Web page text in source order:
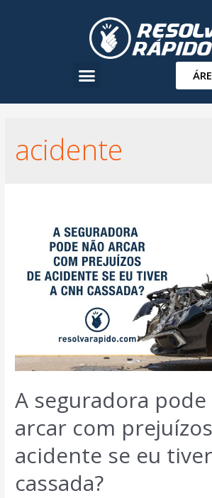
acidente
A seguradora pode
arcar com
acidente se eu
cassada?